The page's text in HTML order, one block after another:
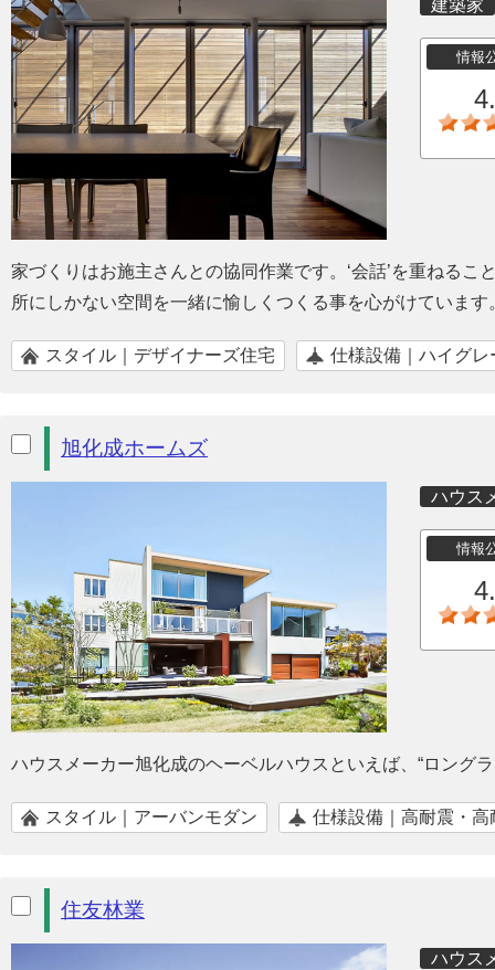
建築家
情報
家づくりはお施主さんとの協同作業です。‘会話’を重ねる
所にしかない空間を一緒に愉しくつくる事を心がけています
スタイル｜デザイナーズ住宅 仕様設備｜ハイグレ
旭化成ホームズ
ハウス
情報
ハウスメーカー旭化成のヘーベルハウスといえば、“ロング
スタイル｜アーバンモダン 仕様設備｜高耐震・高
住友林業
ハウス